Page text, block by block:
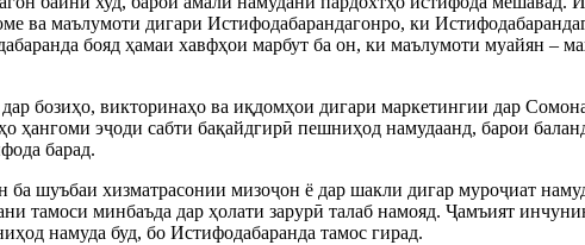
ва маълумоти дигари Истифодабарандагонро, ки
бояд ҳамаи хавфҳои марбут ба он, ки маълумоти муайян –
бозиҳо, викторинаҳо ва иқдомҳои дигари маркетингии дар
эҷоди сабти бақайдгирӣ пешниҳод намудаанд, барои
барад.
шуъбаи хизматрасонии мизоҷон ё дар шакли дигар муроҷиат
тамоси минбаъда дар ҳолати зарурӣ талаб намояд. Ҷамъият
намуда буд, бо Истифодабаранда тамос гирад.